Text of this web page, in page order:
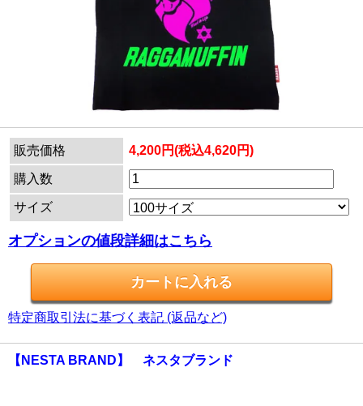
販売価格 4,200円(税込4,620円)
購入数
サイズ
オプションの値段詳細はこちら
特定商取引法に基づく表記 (返品など)
【NESTA BRAND】 ネスタブランド